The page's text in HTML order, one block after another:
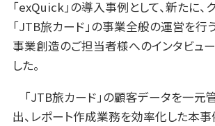
「exQuick」の導入事例として、新たに、
「JTB旅カード」の事業全般の運営を行
事業創造のご担当者様へのインタビュ
した。
「JTB旅カード」の顧客データを一元
出、レポート作成業務を効率化した本事